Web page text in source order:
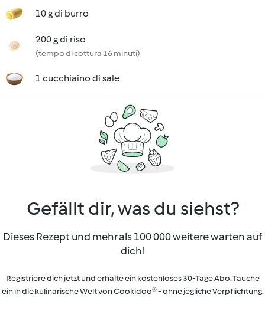
10 g di burro
200 g di riso
(tempo di cottura 16 minuti)
1 cucchiaino di sale
Gefällt dir, was du siehst?
Dieses Rezept und mehr als 100 000 weitere warten auf
dich!
Registriere dich jetzt und erhalte ein kostenloses 30-Tage Abo. Tauche
ein in die kulinarische Welt von Cookidoo® - ohne jegliche Verpflichtung.